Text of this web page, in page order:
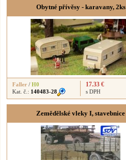
Obytné přívěsy - karavany, 2ks
Faller / H0
Kat. č.: 140483-28
17.33 €
s DPH
Zemědělské vleky I, stavebnice